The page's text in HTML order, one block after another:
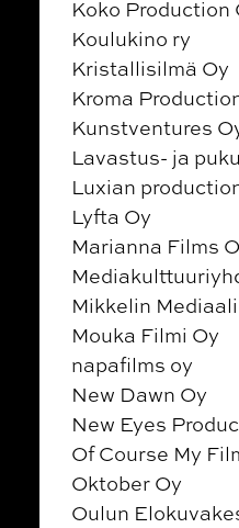
Koko Production
Koulukino ry
Kristallisilmä Oy
Kroma
Kunstventures
Lavastus- ja
Luxian
Lyfta Oy
Marianna Films
Mikkelin
Mouka Filmi Oy
napafilms oy
New Dawn Oy
New Eyes
Of Course My
Oktober Oy
Oulun